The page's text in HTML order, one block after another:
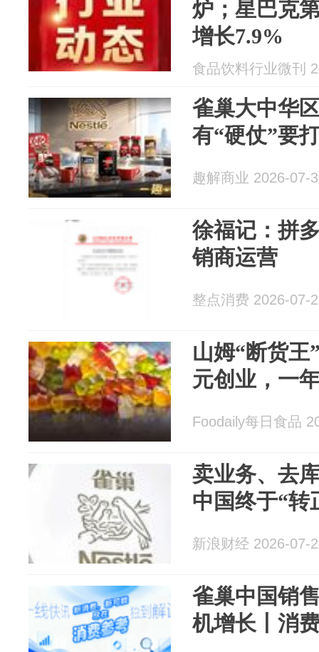
炉；星巴克
增长7.9%
食品饮料行业微刊
雀巢大中华
有“硬仗”要
趣解商业 2026-07-
徐福记：拼
销商运营
整点消费 2026-07-
山姆“断货王
元创业，一
Foodaily每日食品
卖业务、去
中国终于“转
新浪财经 2026-07-
雀巢中国销
机增长丨消